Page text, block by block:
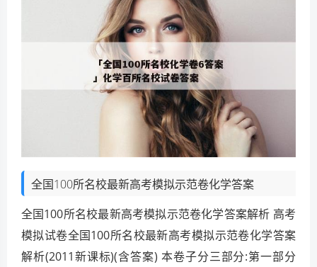
全国100所名校最新高考模拟示范卷化学答案
全国100所名校最新高考模拟示范卷化学答案解析 高考
模拟试卷全国100所名校最新高考模拟示范卷化学答案
解析(2011新课标)(含答案) 本卷子分三部分:第一部分